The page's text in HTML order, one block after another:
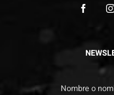
Nombre o